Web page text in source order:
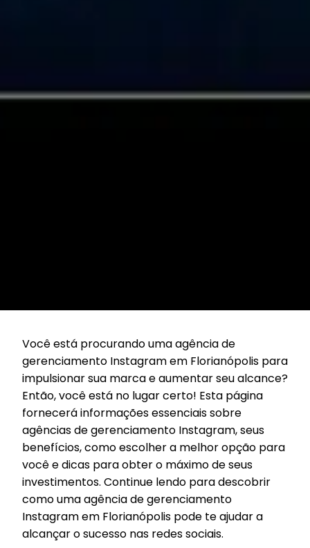
Você está procurando uma agência de
gerenciamento Instagram em Florianópolis para
impulsionar sua marca e aumentar seu alcance?
Então, você está no lugar certo! Esta página
fornecerá informações essenciais sobre
agências de gerenciamento Instagram, seus
benefícios, como escolher a melhor opção para
você e dicas para obter o máximo de seus
investimentos. Continue lendo para descobrir
como uma agência de gerenciamento
Instagram em Florianópolis pode te ajudar a
alcançar o sucesso nas redes sociais.